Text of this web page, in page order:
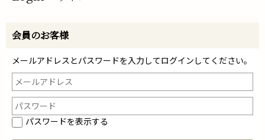
会員のお客様
メールアドレスとパスワードを入力してログインしてください。
パスワードを表示する